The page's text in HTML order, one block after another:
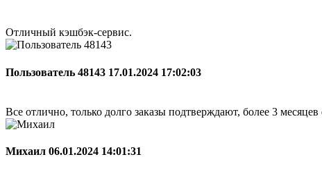
Отличный кэшбэк-сервис.
Пользователь 48143 17.01.2024 17:02:03
Все отлично, только долго заказы подтверждают, более 3
Михаил 06.01.2024 14:01:31